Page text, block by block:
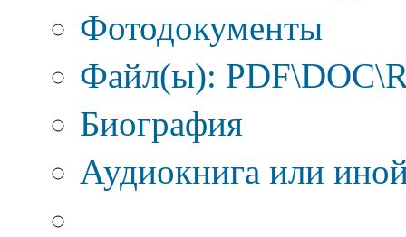
Фотодокументы
Файл(ы):
Биография
Аудиокнига или